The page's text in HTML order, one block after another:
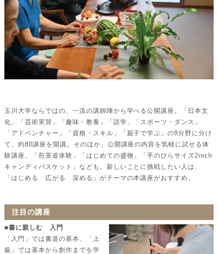
玉川大学ならではの、一流の講師陣から学べる公開講座。「日本文
化」「芸術実習」「趣味・教養」「語学」「スポーツ・ダンス」
「アドベンチャー」「資格・スキル」「親子で学ぶ」の8分野に分け
て、約80講座を開講。そのほか、公開講座の内容を気軽に試せる体
験講座、「煎茶道体験」「はじめての盛物」「手のひらサイズ2inch
キャンディバスケット」なども。新しいことに挑戦したい人は、
「はじめる 広がる 深める」がテーマの本講座がおすすめ。
注目の講座
■書に親しむ 入門
「入門」では書道の基本、「上
級」では基本から創作までを学